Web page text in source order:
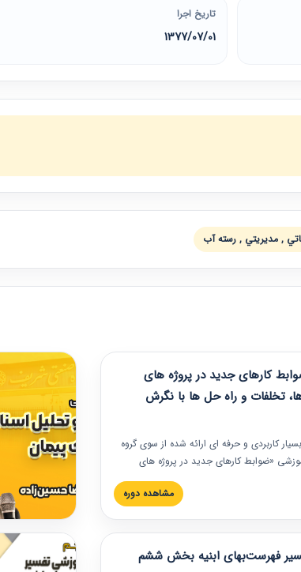
تاریخ اجرا
1377/07/01
, مديريتي , رسته آب
کارهای جدید در پروژه های
تخلفات و راه حل ها با نگرش
کاربردی و حرفه‏ ای ارائه شده از سوی گروه
«ضوابط کارهای جدید در پروژه های
و راه حل ها با نگرش قراردادی است که
های ساختمانی کشور ارائه شد. در این
ارائه شده است.
مشاهده دوره
فهرست‌بهای ابنیه بخش ششم